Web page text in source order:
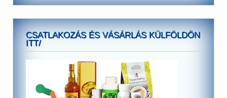
CSATLAKOZÁS ÉS VÁSÁRLÁS KÜLFÖLDÖN
ITT/